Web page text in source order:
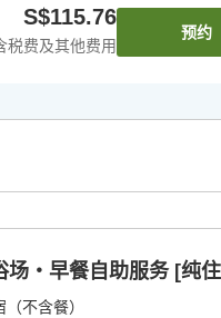
S$115.76
税费及其他费用
预约
・早餐自助服务 [纯
不含餐）